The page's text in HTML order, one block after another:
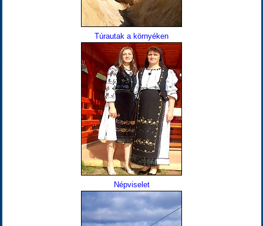
Túrautak a környéken
Népviselet